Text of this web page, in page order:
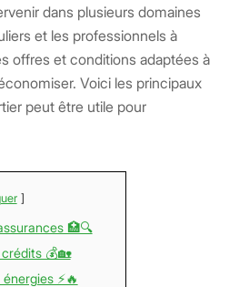
dans plusieurs domaines
et les professionnels à
offres et conditions adaptées à
Voici les principaux
peut être utile pour
🏥🔍
💰🏡
⚡🔥